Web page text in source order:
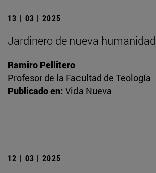
13 | 03 | 2025
Jardinero de nueva humanidad
Ramiro Pellitero
Profesor de la Facultad de Teología
Publicado en: Vida Nueva
12 | 03 | 2025